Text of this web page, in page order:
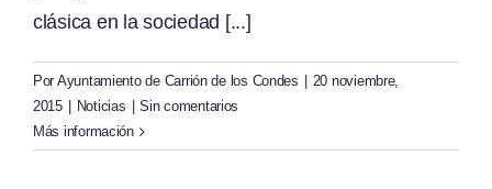
clásica en la sociedad [...]
Por Ayuntamiento de Carrión de los Condes
20 noviembre,
2015
Noticias
Sin comentarios
Más información